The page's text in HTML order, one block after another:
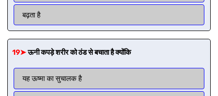
बढ़ता है
19➤ऊनी कपड़े शरीर को ठंड से बचाता है क्योंकि
यह ऊष्मा का सुचालक है